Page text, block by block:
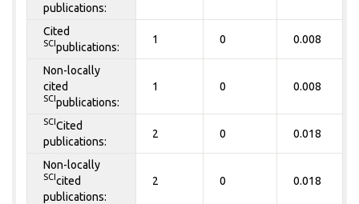
publications:
Cited
SCI publications:
1 0 0.008
Non-locally
cited
SCI publications:
1 0 0.008
SCI Cited
publications:
2 0 0.018
Non-locally
SCI cited
publications:
2 0 0.018